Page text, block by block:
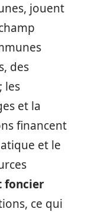
jouent
des
les
et la
financent
et le
foncier
ce qui